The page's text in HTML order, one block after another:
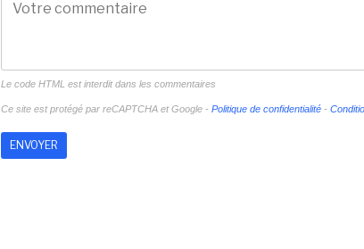
Le code HTML est interdit dans les commentaires
Ce site est protégé par reCAPTCHA et Google - Politique de confidentialité -